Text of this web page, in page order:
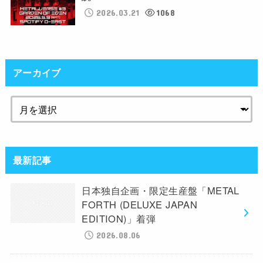
2026.03.21 1068
アーカイブ
最新記事
日本独自企画・限定生産盤「METAL
FORTH (DELUXE JAPAN
EDITION)」着弾
2026.08.06